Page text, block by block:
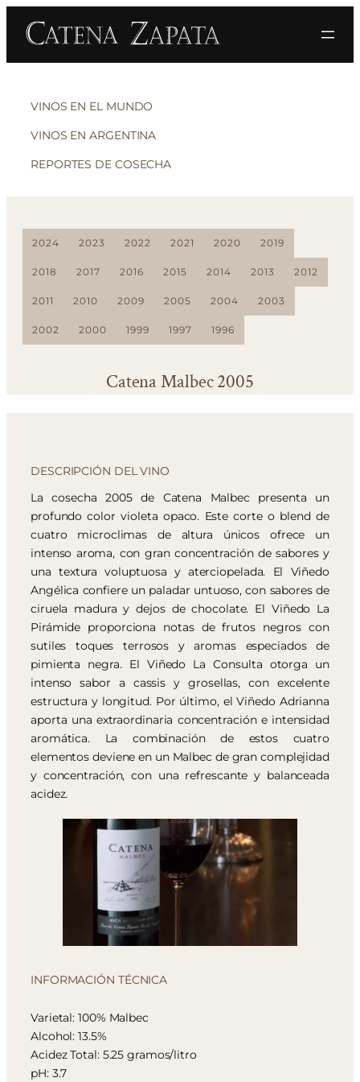
VINOS EN EL MUNDO
VINOS EN ARGENTINA
REPORTES DE COSECHA
2024 2023 2022 2021 2020 2019
2018 2017 2016 2015 2014 2013 2012
2011 2010 2009 2005 2004 2003
2002 2000 1999 1997 1996
Catena Malbec 2005
DESCRIPCIÓN DEL VINO
La cosecha 2005 de Catena Malbec presenta un
profundo color violeta opaco. Este corte o blend de
cuatro microclimas de altura únicos ofrece un
intenso aroma, con gran concentración de sabores y
una textura voluptuosa y aterciopelada. El Viñedo
Angélica confiere un paladar untuoso, con sabores de
ciruela madura y dejos de chocolate. El Viñedo La
Pirámide proporciona notas de frutos negros con
sutiles toques terrosos y aromas especiados de
pimienta negra. El Viñedo La Consulta otorga un
intenso sabor a cassis y grosellas, con excelente
estructura y longitud. Por último, el Viñedo Adrianna
aporta una extraordinaria concentración e intensidad
aromática. La combinación de estos cuatro
elementos deviene en un Malbec de gran complejidad
y concentración, con una refrescante y balanceada
acidez.
INFORMACIÓN TÉCNICA
Varietal: 100% Malbec
Alcohol: 13.5%
Acidez Total: 5.25 gramos/litro
pH: 3.7